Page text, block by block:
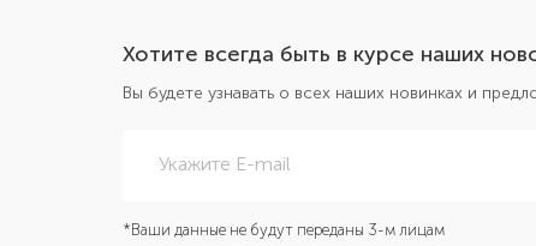
Хотите всегда быть в курсе наших
Вы будете узнавать о всех наших новинках и
Укажите E-mail
*Ваши данные не будут переданы 3-м лицам